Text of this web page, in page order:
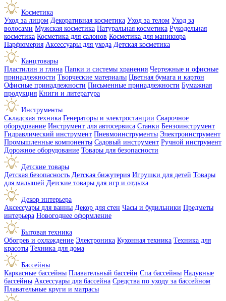
Косметика
Уход за лицом Декоративная косметика Уход за телом Уход за
волосами Мужская косметика Натуральная косметика Рукодельная
косметика Косметика для салонов Косметика для маникюра
Парфюмерия Аксессуары для ухода Детская косметика
Канцтовары
Пластилин и глина Папки и системы хранения Чертежные и офисные
принадлежности Творческие материалы Цветная бумага и картон
Офисные принадлежности Письменные принадлежности Бумажная
продукция Книги и литература
Инструменты
Складская техника Генераторы и электростанции Сварочное
оборудование Инструмент для автосервиса Станки Бензоинструмент
Гидравлический инструмент Пневмоинструменты Электроинструмент
Промышленные компоненты Садовый инструмент Ручной инструмент
Дорожное оборудование Товары для безопасности
Детские товары
Детская безопасность Детская бижутерия Игрушки для детей Товары
для малышей Детские товары для игр и отдыха
Декор интерьера
Аксессуары для ванны Декор для стен Часы и будильники Предметы
интерьера Новогоднее оформление
Бытовая техника
Обогрев и охлаждение Электроника Кухонная техника Техника для
красоты Техника для дома
Бассейны
Каркасные бассейны Плавательный бассейн Спа бассейны Надувные
бассейны Аксессуары для бассейна Средства по уходу за бассейном
Плавательные круги и матрасы